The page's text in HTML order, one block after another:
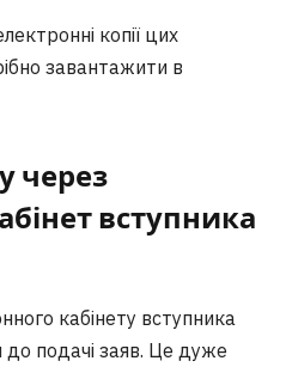
копії цих
завантажити в
через
вступника
кабінету вступника
подачі заяв. Це дуже